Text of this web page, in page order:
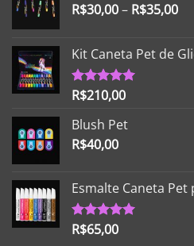
R$30,00– R$35,00
Kit Caneta Pet de
Avaliação
R$210,00
Blush Pet
R$40,00
Esmalte Caneta
Avaliação
R$65,00